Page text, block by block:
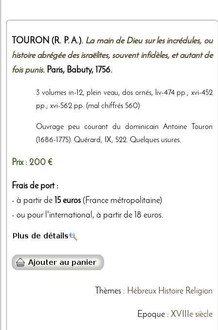
TOURON (R. P. A.). La main de Dieu sur les incrédules, ou
histoire abrégée des israëlites, souvent infidèles, et autant de
fois punis. Paris, Babuty, 1756.
3 volumes in-12, plein veau, dos ornés, liv-474 pp.; xvi-452
pp.; xvi-562 pp. (mal chiffrés 560)
Ouvrage peu courant du dominicain Antoine Touron
(1686-1775). Quérard, IX, 522. Quelques usures.
Prix : 200 €
Frais de port :
- à partir de 15 euros (France métropolitaine)
- ou pour l'international, à partir de 18 euros.
Thèmes: Hébreux Histoire Religion
Epoque : XVIIIe siècle